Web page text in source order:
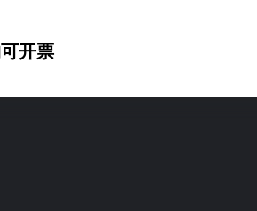
开票